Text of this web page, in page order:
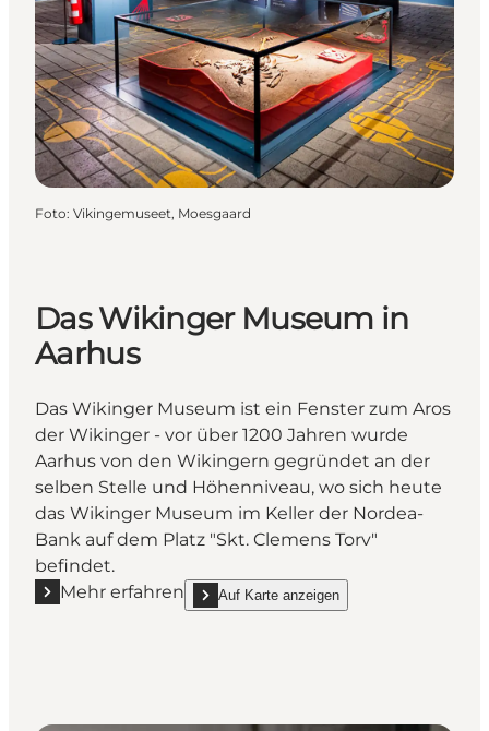
Foto: Vikingemuseet, Moesgaard
Das Wikinger Museum in
Aarhus
Das Wikinger Museum ist ein Fenster zum Aros
der Wikinger - vor über 1200 Jahren wurde
Aarhus von den Wikingern gegründet an der
selben Stelle und Höhenniveau, wo sich heute
das Wikinger Museum im Keller der Nordea-
Bank auf dem Platz "Skt. Clemens Torv"
befindet.
Mehr erfahren
Mehr erfahren "Das Wikinger Museum in Aarhus"
Auf Karte anzeigen
show Das Wikinger Museum in Aarhus